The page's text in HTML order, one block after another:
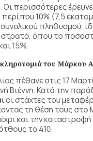
περισσότερες
10% (7,5
πληθυσμού,
στρατό, όπου το
15%.
του Μάρκου
πέθανε στις 17
Βιέννη. Κατά την
οι στάχτες του
τη θέση τους στο
και την
το 410.